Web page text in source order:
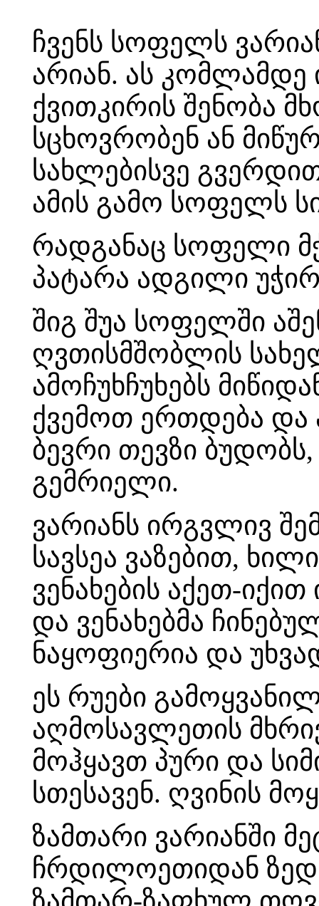
ჩვენს სოფელს
არიან. ას
ქვითკირის შენობა
სცხოვრობენ ან
სახლებისვე
ამის გამო სოფელს
რადგანაც სოფელი
პატარა ადგილი
შიგ შუა სოფელში
ღვთისმშობლის
ამოჩუხჩუხებს
ქვემოთ ერთდება და
ბევრი თევზი
გემრიელი.
ვარიანს ირგვლივ
სავსეა ვაზებით,
ვენახების აქეთ-იქით
და ვენახებმა
ნაყოფიერია და
ეს რუები
აღმოსავლეთის
მოჰყავთ პური და
სთესავენ. ღვინის
ზამთარი ვარიანში
ჩრდილოეთიდან ზედ